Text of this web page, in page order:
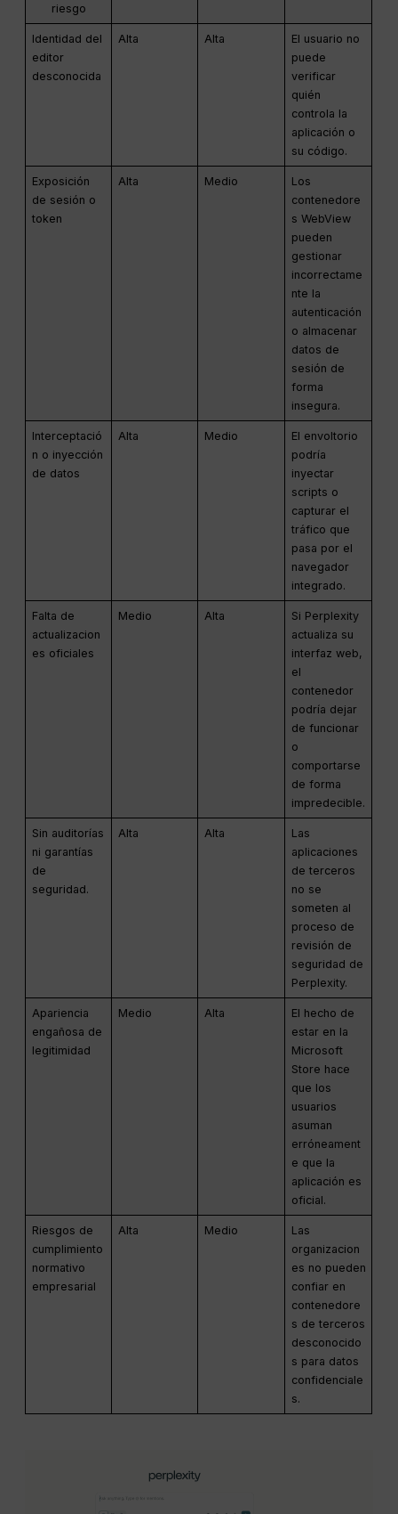
riesgo
Identidad del
editor
desconocida
Alta Alta
El usuario no
puede
verificar
quién
controla la
aplicación o
su código.
Exposición
de sesión o
token
Alta Medio
Los
contenedore
s WebView
pueden
gestionar
incorrectame
nte la
autenticación
o almacenar
datos de
sesión de
forma
insegura.
Interceptació
n o inyección
de datos
Alta Medio
El envoltorio
podría
inyectar
scripts o
capturar el
tráfico que
pasa por el
navegador
integrado.
Falta de
actualizacion
es oficiales
Medio Alta
Si Perplexity
actualiza su
interfaz web,
el
contenedor
podría dejar
de funcionar
o
comportarse
de forma
impredecible.
Sin auditorías
ni garantías
de
seguridad.
Alta Alta
Las
aplicaciones
de terceros
no se
someten al
proceso de
revisión de
seguridad de
Perplexity.
Apariencia
engañosa de
legitimidad
Medio Alta
El hecho de
estar en la
Microsoft
Store hace
que los
usuarios
asuman
erróneament
e que la
aplicación es
oficial.
Riesgos de
cumplimiento
normativo
empresarial
Alta Medio
Las
organizacion
es no pueden
confiar en
contenedore
s de terceros
desconocido
s para datos
confidenciale
s.